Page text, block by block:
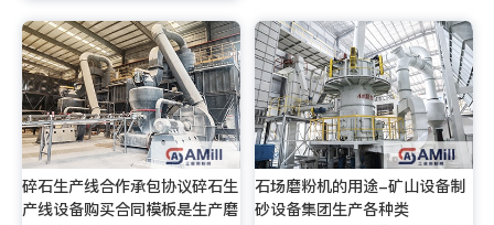
碎石生产线合作承包协议碎石生
产线设备购买合同模板是生产磨
石场磨粉机的用途-矿山设备制
砂设备集团生产各种类